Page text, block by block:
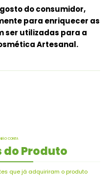
do consumidor,
para enriquecer as
ser utilizadas para a
Artesanal.
CONTA
Produto
que já adquiriram o produto